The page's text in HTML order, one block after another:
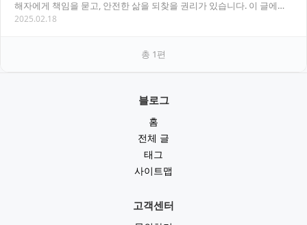
해자에게 책임을 묻고, 안전한 삶을 되찾을 권리가 있습니다. 이 글에서
는 가정폭력 고소 절차와 함께, 제가 직접…
2025.02.18
총 1편
블로그
홈
전체 글
태그
사이트맵
고객센터